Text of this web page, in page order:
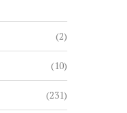
(2)
(10)
(231)